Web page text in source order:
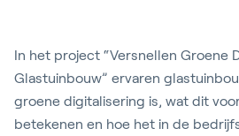
In het project “Versnellen Groene
Glastuinbouw” ervaren
groene digitalisering is, wat dit
betekenen en hoe het in de